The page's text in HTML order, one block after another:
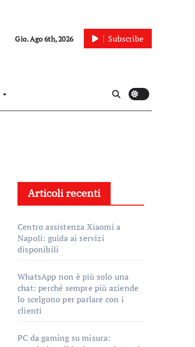
Gio. Ago 6th, 2026 Subscribe
Articoli recenti
Centro assistenza Xiaomi a
Napoli: guida ai servizi
disponibili
WhatsApp non è più solo una
chat: perché sempre più aziende
lo scelgono per parlare con i
clienti
PC da gaming su misura: